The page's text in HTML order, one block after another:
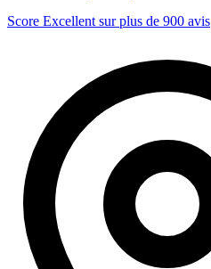
Score Excellent sur plus de 900 avis